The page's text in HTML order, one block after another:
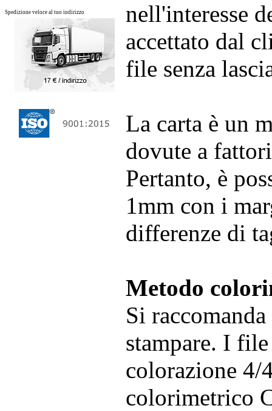
Spedizione veloce al tuo indirizzo
nell'interesse
accettato dal
file senza
La carta è un
dovute a
Pertanto, è
1mm con i
differenze di
Metodo
Si
stampare. I
colorazione 4/
colorimetrico